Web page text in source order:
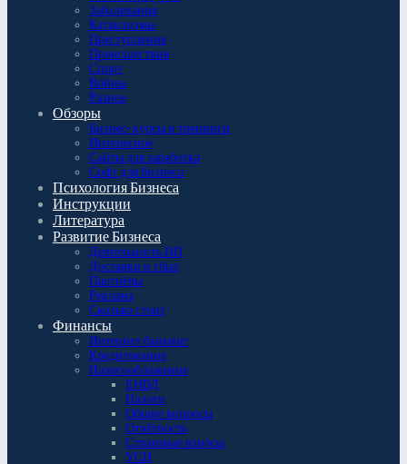
Заболевания
Катаклизмы
Преступления
Происшествия
Спорт
Войны
Разное
Обзоры
Бизнес-курсы и тренинги
Интересное
Сайты для заработка
Софт для бизнеса
Психология Бизнеса
Инструкции
Литература
Развитие Бизнеса
Деятельность ИП
Доставки и сбыт
Партнёры
Реклама
Сколько стоит
Финансы
Интернет банкинг
Кредитование
Налогообложение
ЕНВД
Налоги
Общие вопросы
Отчётность
Страховые взносы
УСН